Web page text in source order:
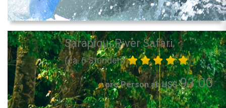
Sarapiqui River Safari
(ca. 6 Stunden)
pro Person ab US$93.00